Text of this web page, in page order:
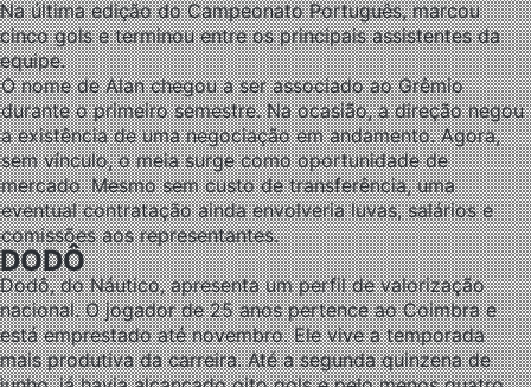
Na última edição do Campeonato Português, marcou
cinco gols e terminou entre os principais assistentes da
equipe.
O nome de Alan chegou a ser associado ao Grêmio
durante o primeiro semestre. Na ocasião, a direção negou
a existência de uma negociação em andamento. Agora,
sem vínculo, o meia surge como oportunidade de
mercado. Mesmo sem custo de transferência, uma
eventual contratação ainda envolveria luvas, salários e
comissões aos representantes.
DODÔ
Dodô, do Náutico, apresenta um perfil de valorização
nacional. O jogador de 25 anos pertence ao Coimbra e
está emprestado até novembro. Ele vive a temporada
mais produtiva da carreira. Até a segunda quinzena de